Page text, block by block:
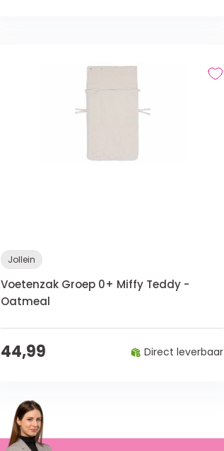
Jollein
Voetenzak Groep 0+ Miffy Teddy -
Oatmeal
44,99 Direct leverbaar